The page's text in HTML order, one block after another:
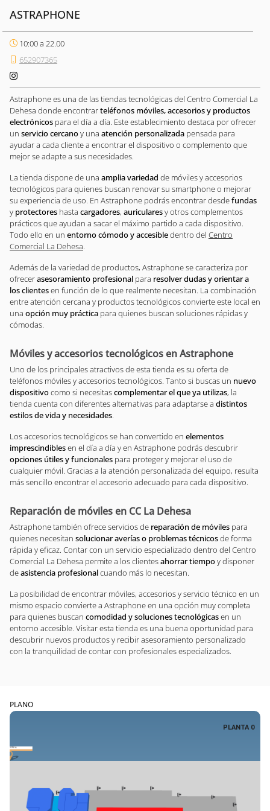
ASTRAPHONE
10:00 a 22.00
652907365
Astraphone es una de las tiendas tecnológicas del Centro Comercial La
Dehesa donde encontrarteléfonos móviles, accesorios y productos
electrónicos para el día a día. Este establecimiento destaca por ofrecer
un servicio cercanoy una atención personalizada pensada para
ayudar a cada cliente a encontrar el dispositivo o complemento que
mejor se adapte a sus necesidades.
La tienda dispone de una amplia variedad de móviles y accesorios
tecnológicos para quienes buscan renovar su smartphone o mejorar
su experiencia de uso. En Astraphone podrás encontrar desdefundas
y protectores hasta cargadores, auricularesy otros complementos
prácticos que ayudan a sacar el máximo partido a cada dispositivo.
Todo ello en un entorno cómodo y accesibledentro del Centro
Comercial La Dehesa.
Además de la variedad de productos, Astraphone se caracteriza por
ofrecerasesoramiento profesional para resolver dudas y orientar a
los clientesen función de lo que realmente necesitan. La combinación
entre atención cercana y productos tecnológicos convierte este local en
una opción muy práctica para quienes buscan soluciones rápidas y
cómodas.
Móviles y accesorios tecnológicos en Astraphone
Uno de los principales atractivos de esta tienda es su oferta de
teléfonos móviles y accesorios tecnológicos. Tanto si buscas un nuevo
dispositivocomo si necesitascomplementar el que ya utilizas, la
tienda cuenta con diferentes alternativas para adaptarse a distintos
estilos de vida y necesidades.
Los accesorios tecnológicos se han convertido en elementos
imprescindiblesen el día a día y en Astraphone podrás descubrir
opciones útiles y funcionales para proteger y mejorar el uso de
cualquier móvil. Gracias a la atención personalizada del equipo, resulta
más sencillo encontrar el accesorio adecuado para cada dispositivo.
Reparación de móviles en CC La Dehesa
Astraphone también ofrece servicios de reparación de móviles para
quienes necesitan solucionar averías o problemas técnicosde forma
rápida y eficaz. Contar con un servicio especializado dentro del Centro
Comercial La Dehesa permite a los clientesahorrar tiempoy disponer
deasistencia profesionalcuando más lo necesitan.
La posibilidad de encontrar móviles, accesorios y servicio técnico en un
mismo espacio convierte a Astraphone en una opción muy completa
para quienes buscan comodidad y soluciones tecnológicasen un
entorno accesible. Visitar esta tienda es una buena oportunidad para
descubrir nuevos productos y recibir asesoramiento personalizado
con la tranquilidad de contar con profesionales especializados.
PLANO